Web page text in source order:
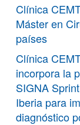
Clínica
Máster en
países
Clínica
incorpora la
SIGNA
Iberia para
diagnóstico